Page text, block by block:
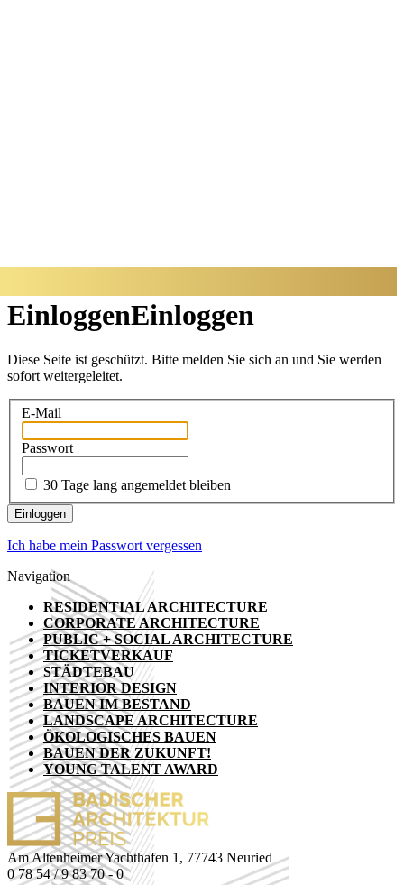
EinloggenEinloggen
Diese Seite ist geschützt. Bitte melden Sie sich an und Sie werden
sofort weitergeleitet.
E-Mail
Passwort
30 Tage lang angemeldet bleiben
Ich habe mein Passwort vergessen
Navigation
RESIDENTIAL ARCHITECTURE
CORPORATE ARCHITECTURE
PUBLIC + SOCIAL ARCHITECTURE
TICKETVERKAUF
STÄDTEBAU
INTERIOR DESIGN
BAUEN IM BESTAND
LANDSCAPE ARCHITECTURE
ÖKOLOGISCHES BAUEN
BAUEN DER ZUKUNFT!
YOUNG TALENT AWARD
Am Altenheimer Yachthafen 1, 77743 Neuried
0 78 54 / 9 83 70 - 0